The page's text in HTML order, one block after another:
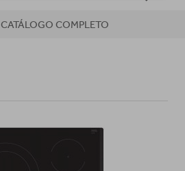
CATÁLOGO COMPLETO